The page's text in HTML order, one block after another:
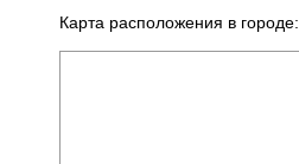
Карта расположения в городе: